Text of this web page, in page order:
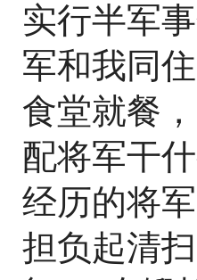
实行半军
军和我同
食堂就餐
配将军干
经历的将
担负起清